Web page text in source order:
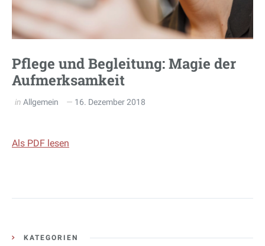
Pflege und Begleitung: Magie der
Aufmerksamkeit
in Allgemein 16. Dezember 2018
Als PDF lesen
KATEGORIEN